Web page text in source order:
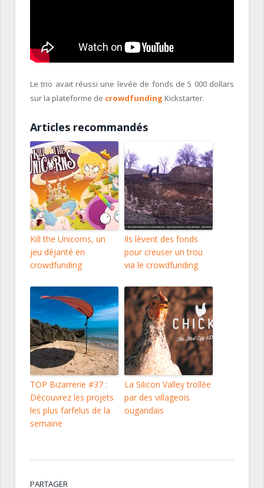
Le trio avait réussi une levée de fonds de 5 000 dollars
sur la plateforme de crowdfunding Kickstarter.
Articles recommandés
Kill the Unicorns, un
jeu déjanté en
crowdfunding
Ils lèvent des fonds
pour creuser un trou
via le crowdfunding
TOP Bizarrerie #37 :
Découvrez les projets
les plus farfelus de la
semaine
La Silicon Valley trollée
par des villageois
ougandais
PARTAGER